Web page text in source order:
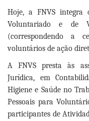
Hoje, a FNVS integra
Voluntariado e de
(correspondendo a
voluntários de ação
A FNVS presta às
Jurídica, em
Higiene e Saúde no
Pessoais para
participantes de